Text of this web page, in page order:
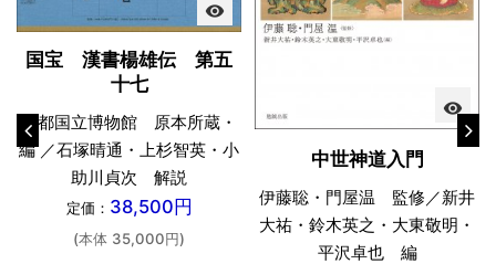
visibility
国宝 漢書楊雄伝 第五
十七
京都国立博物館 原本所蔵・
編 ／石塚晴通・上杉智英・小
助川貞次 解説
定価： 38,500円
(本体 35,000円)
visibility
中世神道入門
伊藤聡・門屋温 監修／新井
大祐・鈴木英之・大東敬明・
平沢卓也 編